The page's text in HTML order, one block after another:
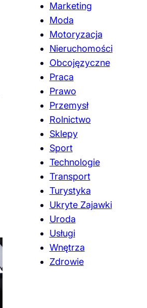
Marketing
Moda
Motoryzacja
Nieruchomości
Obcojęzyczne
Praca
Prawo
Przemysł
Rolnictwo
Sklepy
Sport
Technologie
Transport
Turystyka
Ukryte Zajawki
Uroda
Usługi
Wnętrza
Zdrowie